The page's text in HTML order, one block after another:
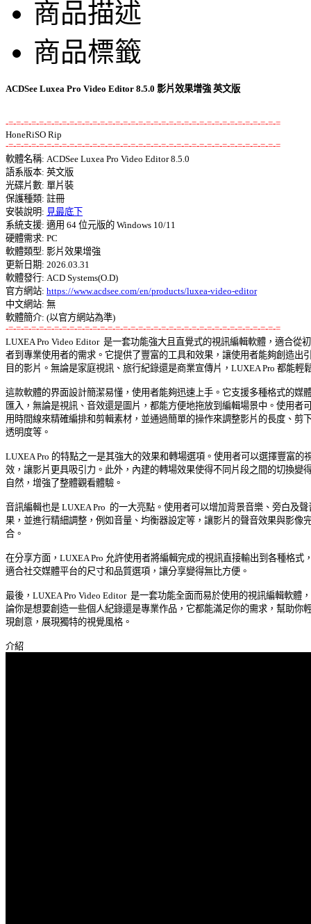
商品描述
商品標籤
ACDSee Luxea Pro Video Editor 8.5.0 影片效果增強 英文版
-=-=-=-=-=-=-=-=-=-=-=-=-=-=-=-=-=-=-=-=-=-=-=-=-=-=-=-=-=-=-=-=-=-=-=-=
-=-=-=-=-=-=-=-=-=-=-=-=-=-=-=-=-=-=-=-=-=-=-=-=-=-=-=-=-=-=-=-=-=-=-=-=
軟體名稱: ACDSee Luxea Pro Video Editor 8.5.0
語系版本: 英文版
光碟片數: 單片裝
保護種類: 註冊
安裝說明: 見最底下
系統支援: 適用 64 位元版的 Windows 10/11
硬體需求: PC
軟體類型: 影片效果增強
更新日期: 2026.03.31
軟體發行: ACD Systems(O.D)
官方網站: https://www.acdsee.com/en/products/luxea-video-editor
中文網站: 無
-=-=-=-=-=-=-=-=-=-=-=-=-=-=-=-=-=-=-=-=-=-=-=-=-=-=-=-=-=-=-=-=-=-=-=-=
LUXEA Pro Video Editor  是一套功能強大且直覺式的視訊編輯軟體，適合從
者到專業使用者的需求。它提供了豐富的工具和效果，讓使用者能夠創造出
目的影片。無論是家庭視訊、旅行紀錄還是商業宣傳片，LUXEA Pro 都能輕
這款軟體的界面設計簡潔易懂，使用者能夠迅速上手。它支援多種格式的媒
匯入，無論是視訊、音效還是圖片，都能方便地拖放到編輯場景中。使用者
用時間線來精確編排和剪輯素材，並通過簡單的操作來調整影片的長度、剪
透明度等。
LUXEA Pro 的特點之一是其強大的效果和轉場選項。使用者可以選擇豐富的
效，讓影片更具吸引力。此外，內建的轉場效果使得不同片段之間的切換變
自然，增強了整體觀看體驗。
音訊編輯也是 LUXEA Pro  的一大亮點。使用者可以增加背景音樂、旁白及
果，並進行精細調整，例如音量、均衡器設定等，讓影片的聲音效果與影像
合。
在分享方面，LUXEA Pro 允許使用者將編輯完成的視訊直接輸出到各種格式
適合社交媒體平台的尺寸和品質選項，讓分享變得無比方便。
最後，LUXEA Pro Video Editor  是一套功能全面而易於使用的視訊編輯軟體
論你是想要創造一些個人紀錄還是專業作品，它都能滿足你的需求，幫助你
現創意，展現獨特的視覺風格。